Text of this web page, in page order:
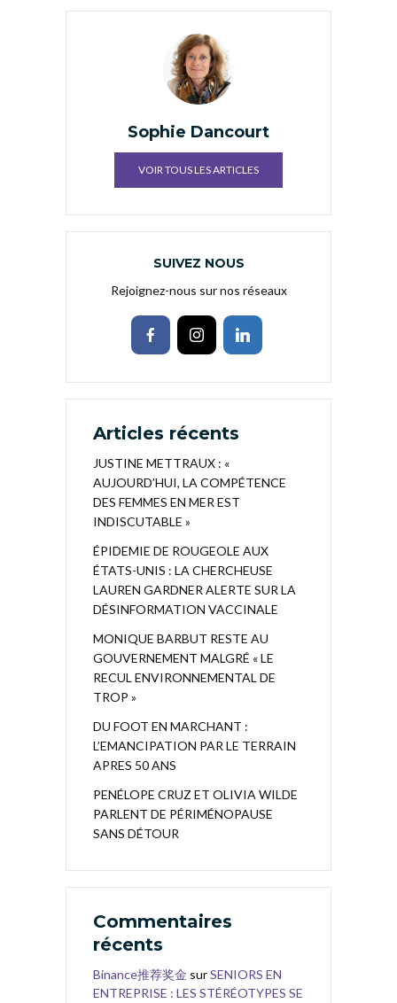
Sophie Dancourt
VOIR TOUS LES ARTICLES
SUIVEZ NOUS
Rejoignez-nous sur nos réseaux
Articles récents
JUSTINE METTRAUX : «
AUJOURD’HUI, LA COMPÉTENCE
DES FEMMES EN MER EST
INDISCUTABLE »
ÉPIDEMIE DE ROUGEOLE AUX
ÉTATS-UNIS : LA CHERCHEUSE
LAUREN GARDNER ALERTE SUR LA
DÉSINFORMATION VACCINALE
MONIQUE BARBUT RESTE AU
GOUVERNEMENT MALGRÉ « LE
RECUL ENVIRONNEMENTAL DE
TROP »
DU FOOT EN MARCHANT :
L’EMANCIPATION PAR LE TERRAIN
APRES 50 ANS
PENÉLOPE CRUZ ET OLIVIA WILDE
PARLENT DE PÉRIMÉNOPAUSE
SANS DÉTOUR
Commentaires
récents
Binance推荐奖金 surSENIORS EN
ENTREPRISE : LES STÉRÉOTYPES SE